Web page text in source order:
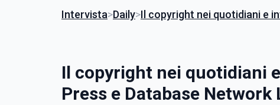
Intervista>Daily>Il copyright nei quotidiani e
Il copyright nei quotidiani
Press e Database Network